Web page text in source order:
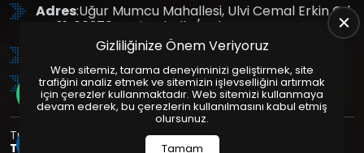
Adres:Uğur Mumcu Mahallesi, Ulvi Cemal Erkin Cd.
No:61, 06370 Yenimahalle/Ankara
: +90 (312) 354 8888
GSM: +90 (532) 343 4085
Tüm Hakları Saklıdır. | Bu site Us Yazılım
Tasarım
Paketleri ile Hazırlanmıştır. © 2025
Gizliliğinize Önem Veriyoruz
Web sitemiz, tarama deneyiminizi geliştirmek, site
trafiğini analiz etmek ve sitemizin işlevselliğini artırmak
için çerezler kullanmaktadır. Web sitemizi kullanmaya
devam ederek, bu çerezlerin kullanılmasını kabul etmiş
olursunuz.
Tamam